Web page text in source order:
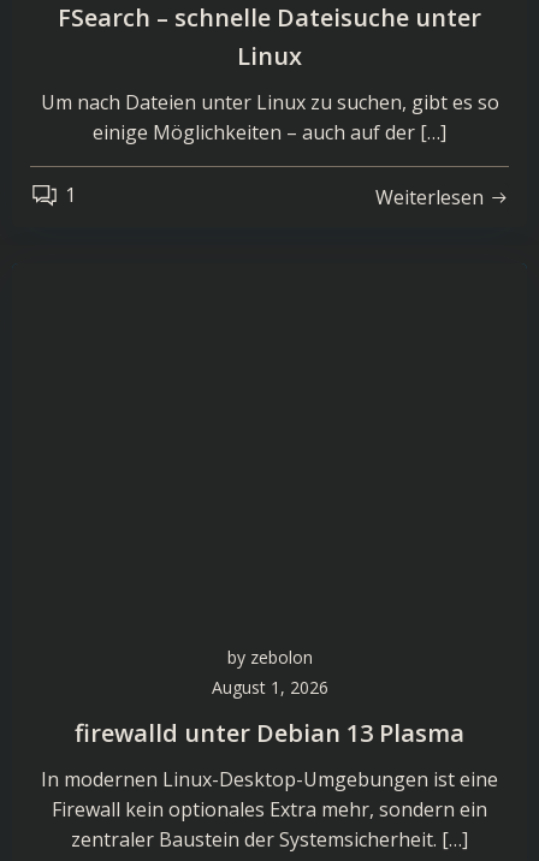
FSearch – schnelle Dateisuche unter
Linux
Um nach Dateien unter Linux zu suchen, gibt es so
einige Möglichkeiten – auch auf der […]
1 Weiterlesen
by zebolon
August 1, 2026
firewalld unter Debian 13 Plasma
In modernen Linux-Desktop-Umgebungen ist eine
Firewall kein optionales Extra mehr, sondern ein
zentraler Baustein der Systemsicherheit. […]